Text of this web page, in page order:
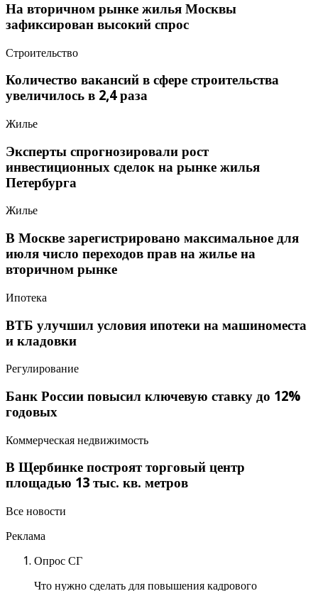
На вторичном рынке жилья Москвы
зафиксирован высокий спрос
Строительство
Количество вакансий в сфере строительства
увеличилось в 2,4 раза
Жилье
Эксперты спрогнозировали рост
инвестиционных сделок на рынке жилья
Петербурга
Жилье
В Москве зарегистрировано максимальное для
июля число переходов прав на жилье на
вторичном рынке
Ипотека
ВТБ улучшил условия ипотеки на машиноместа
и кладовки
Регулирование
Банк России повысил ключевую ставку до 12%
годовых
Коммерческая недвижимость
В Щербинке построят торговый центр
площадью 13 тыс. кв. метров
Все новости
Реклама
Опрос СГ
Что нужно сделать для повышения кадрового